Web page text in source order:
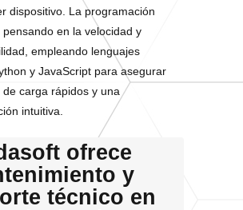
dispositivo. La programación
pensando en la velocidad y
empleando lenguajes
y JavaScript para asegurar
de carga rápidos y una
intuitiva.
ofrece
y
técnico en